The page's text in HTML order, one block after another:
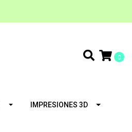
0
IMPRESIONES 3D